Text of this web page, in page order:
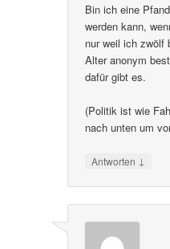
Bin ich eine
werden kann,
nur weil ich zwölf
Alter anonym
dafür gibt es.
(Politik ist wie
nach unten um
Antworten ↓